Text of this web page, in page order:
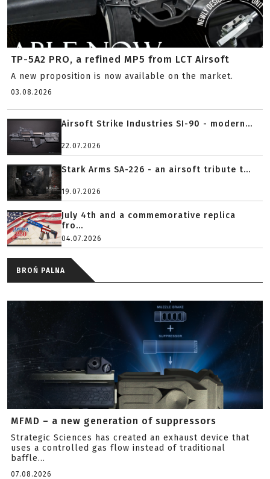
TP-5A2 PRO, a refined MP5 from LCT Airsoft
A new proposition is now available on the market.
03.08.2026
Airsoft Strike Industries SI-90 - modern...
22.07.2026
Stark Arms SA-226 - an airsoft tribute t...
19.07.2026
July 4th and a commemorative replica
fro...
04.07.2026
BROŃ PALNA
MFMD – a new generation of suppressors
Strategic Sciences has created an exhaust device that
uses a controlled gas flow instead of traditional
baffle...
07.08.2026